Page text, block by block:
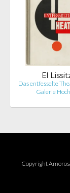
El
Das entfesselte
Galerie
Copyright